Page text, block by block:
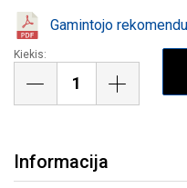
Gamintojo
Kiekis:
Informacija